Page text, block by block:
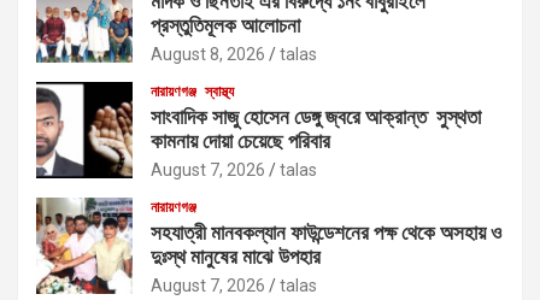
প্রস্তুতিমূলক আলোচনা
August 8, 2026 talas
নারায়ণগঞ্জ স্বাস্থ্য
সাংবাদিক সাজু হোসেন ডেঙ্গু জ্বরে আক্রান্ত সুস্থতা
কামনায় দোয়া চেয়েছে পরিবার
August 7, 2026 talas
নারায়ণগঞ্জ
সহযাত্রী মানবকল্যান ফাউন্ডেশনের পক্ষ থেকে অসহায় ও
দুঃস্থ মানুষের মাঝে উপহার
August 7, 2026 talas